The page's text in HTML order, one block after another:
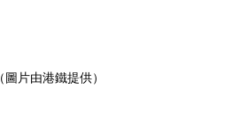
（圖片由港鐵提供）